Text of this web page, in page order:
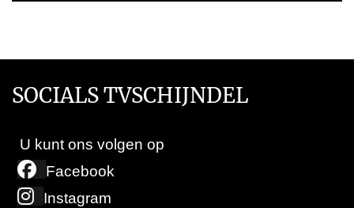
SOCIALS TVSCHIJNDEL
U kunt ons volgen op
Facebook
Instagram